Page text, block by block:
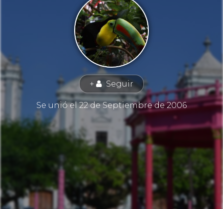
+ 👤 Seguir
Se unió el 22 de Septiembre de 2006